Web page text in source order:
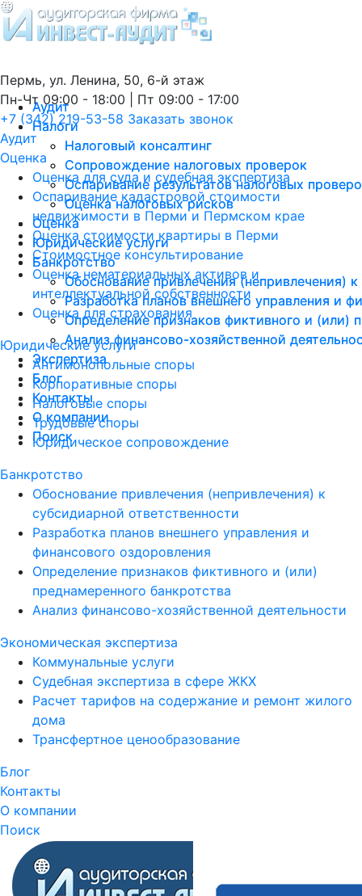
Пермь, ул. Ленина, 50, 6-й этаж
Пн-Чт 09:00 - 18:00 | Пт 09:00 - 17:00
+7 (342) 219-53-58 Заказать звонок
Аудит
Оценка
Оценка для суда и судебная экспертиза
Оспаривание кадастровой стоимости
недвижимости в Перми и Пермском крае
Оценка стоимости квартиры в Перми
Стоимостное консультирование
Оценка нематериальных активов и
интеллектуальной собственности
Оценка для страхования
Юридические услуги
Антимонопольные споры
Корпоративные споры
Налоговые споры
Трудовые споры
Юридическое сопровождение
Банкротство
Обоснование привлечения (непривлечения) к
субсидиарной ответственности
Разработка планов внешнего управления и
финансового оздоровления
Определение признаков фиктивного и (или)
преднамеренного банкротства
Анализ финансово-хозяйственной деятельности
Экономическая экспертиза
Коммунальные услуги
Судебная экспертиза в сфере ЖКХ
Расчет тарифов на содержание и ремонт жилого
дома
Трансфертное ценообразование
Блог
Контакты
О компании
Поиск
Аудит
Налоги
Налоговый консалтинг
Сопровождение налоговых проверок
Оспаривание результатов налоговых
Оценка налоговых рисков
Оценка
Юридические услуги
Банкротство
Обоснование привлечения (непривлечения)
Разработка планов внешнего управления и
Определение признаков фиктивного и (или)
Анализ финансово-хозяйственной
Экспертиза
Блог
Контакты
О компании
Поиск
Аудит
Налоги
Налоговый консалтинг
Сопровождение налоговых проверок
Оспаривание результатов налоговых
Оценка налоговых рисков
Оценка
Юридические услуги
Банкротство
Обоснование привлечения (непривлечения)
Разработка планов внешнего управления и
Определение признаков фиктивного и (или)
Анализ финансово-хозяйственной
Экспертиза
Блог
Контакты
О компании
Поиск